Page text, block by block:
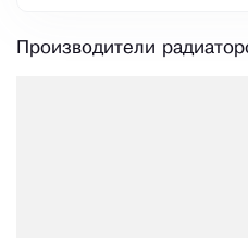
Производители